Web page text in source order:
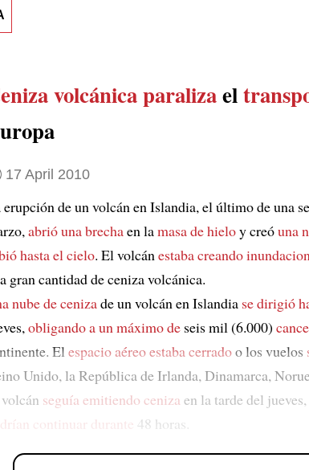
volcánicaparalizael
17 April 2010
de un volcán en Islandia, el último de una
abrió una brechaen lamasa de hieloy creóuna
hasta el cielo. El volcánestaba creando
gran cantidad de ceniza volcánica.
nube de cenizade un volcán en Islandia se dirigió
obligando a un máximo de seis mil (6.000)
El espacio aéreoestaba cerradoo los vuelos
Unido, la República de Irlanda, Dinamarca,
seguía emitiendo ceniza en la tarde del
continuar durante 48 horas.